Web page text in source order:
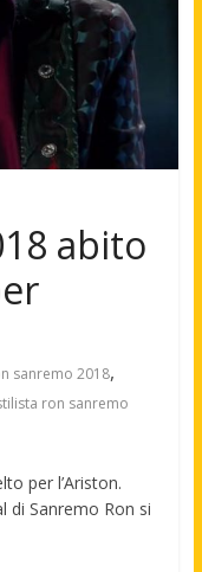
abito
sanremo 2018,
ron sanremo
per l’Ariston.
di Sanremo Ron si